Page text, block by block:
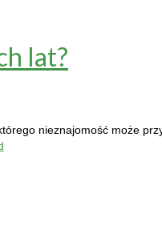
lat?
nieznajomość może